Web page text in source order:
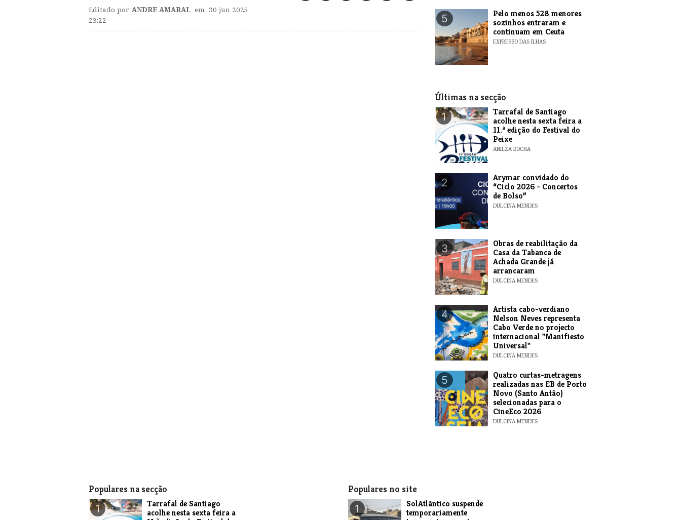
Editado por ANDRE AMARAL em 30 jun 2025
23:22
5
Pelo menos 528 menores
sozinhos entraram e
continuam em Ceuta
EXPRESSO DAS ILHAS
Últimas na secção
1
Tarrafal de Santiago
acolhe nesta sexta feira a
11.ª edição do Festival do
Peixe
ANILZA ROCHA
2
​Arymar convidado do
“Ciclo 2026 - Concertos
de Bolso”
DULCINA MENDES
3
​Obras de reabilitação da
Casa da Tabanca de
Achada Grande já
arrancaram
DULCINA MENDES
4
​Artista cabo-verdiano
Nelson Neves representa
Cabo Verde no projecto
internacional "Manifiesto
Universal"
DULCINA MENDES
5
​Quatro curtas-metragens
realizadas nas EB de Porto
Novo (Santo Antão)
selecionadas para o
CineEco 2026
DULCINA MENDES
Populares na secção
1
Tarrafal de Santiago
acolhe nesta sexta feira a
Populares no site
1
SolAtlântico suspende
temporariamente